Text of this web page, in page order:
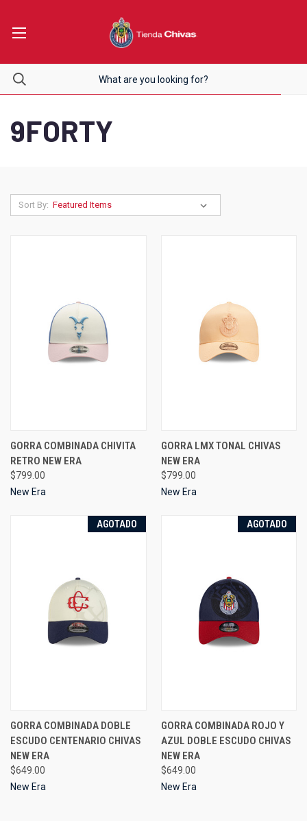
9FORTY
Sort By:
GORRA COMBINADA CHIVITA
RETRO NEW ERA
$799.00
New Era
GORRA LMX TONAL CHIVAS
NEW ERA
$799.00
New Era
AGOTADO
GORRA COMBINADA DOBLE
ESCUDO CENTENARIO CHIVAS
NEW ERA
$649.00
New Era
AGOTADO
GORRA COMBINADA ROJO Y
AZUL DOBLE ESCUDO CHIVAS
NEW ERA
$649.00
New Era